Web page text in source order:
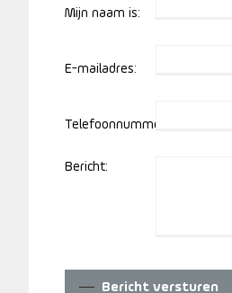
Mijn naam is:
E-mailadres:
Telefoonnummer:
Bericht:
Bericht versturen